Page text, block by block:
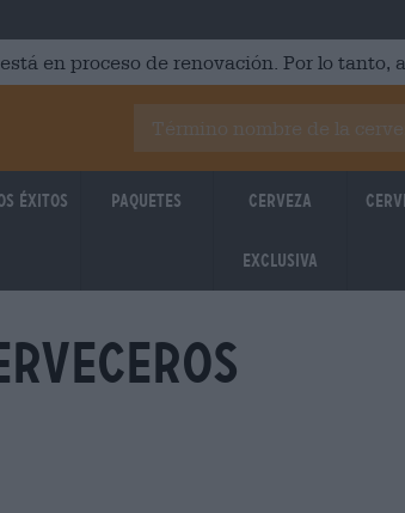
en proceso de renovación. Por lo tanto,
éxitos Paquetes Cerveza
Exclusiva